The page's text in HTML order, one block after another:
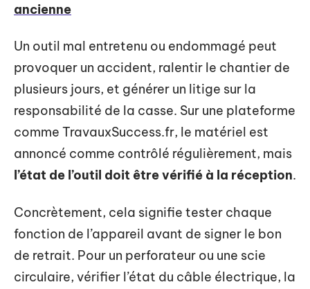
ancienne
Un outil mal entretenu ou endommagé peut
provoquer un accident, ralentir le chantier de
plusieurs jours, et générer un litige sur la
responsabilité de la casse. Sur une plateforme
comme TravauxSuccess.fr, le matériel est
annoncé comme contrôlé régulièrement, mais
l’état de l’outil doit être vérifié à la réception.
Concrètement, cela signifie tester chaque
fonction de l’appareil avant de signer le bon
de retrait. Pour un perforateur ou une scie
circulaire, vérifier l’état du câble électrique, la